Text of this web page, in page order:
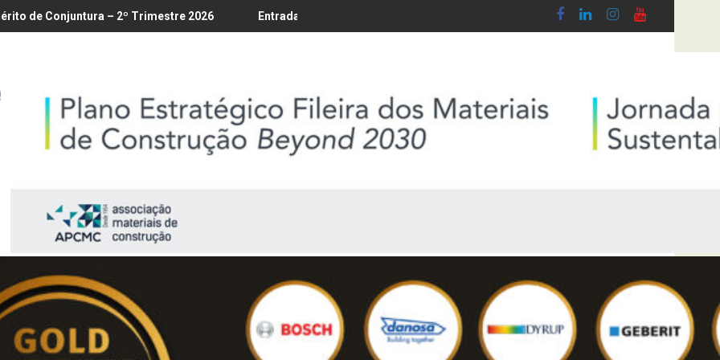
82º Trimestre 2026 Entrada em vigor da regulamentação do Lobby - Lei n.º 5-A/2026, de 28 de Janeiro
Diploma de transposição da Diretiva